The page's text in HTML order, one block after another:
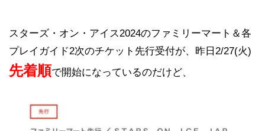
スターズ・オン・アイス2024のファミリーマート＆各
プレイガイド2次のチケット先行受付が、昨日2/27(火)
先着順で開始になっているのだけど、